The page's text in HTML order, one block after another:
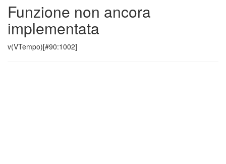
Funzione non ancora
implementata
v(VTempo)[#90:1002]